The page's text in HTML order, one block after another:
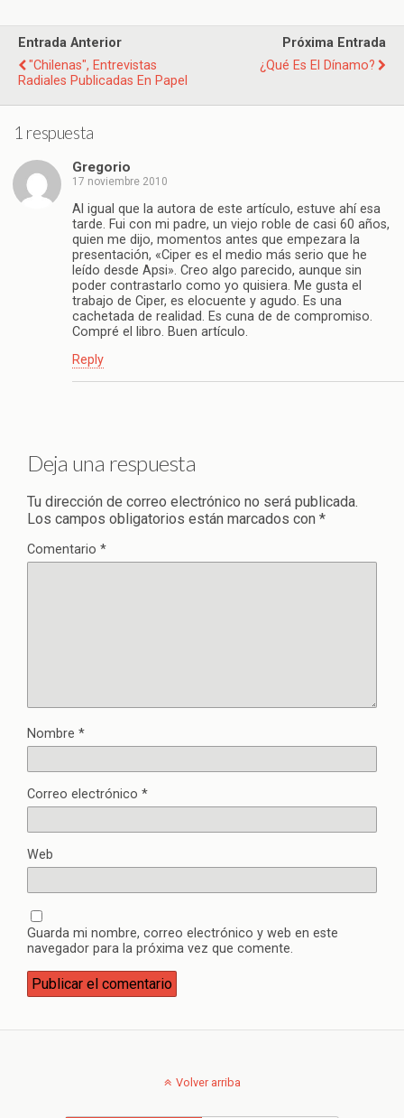
Entrada Anterior
"Chilenas", Entrevistas
Radiales Publicadas En Papel
Próxima Entrada
¿Qué Es El Dínamo?
1 respuesta
Gregorio
17 noviembre 2010
Al igual que la autora de este artículo, estuve ahí esa
tarde. Fui con mi padre, un viejo roble de casi 60 años,
quien me dijo, momentos antes que empezara la
presentación, «Ciper es el medio más serio que he
leído desde Apsi». Creo algo parecido, aunque sin
poder contrastarlo como yo quisiera. Me gusta el
trabajo de Ciper, es elocuente y agudo. Es una
cachetada de realidad. Es cuna de de compromiso.
Compré el libro. Buen artículo.
Reply
Deja una respuesta
Tu dirección de correo electrónico no será publicada.
Los campos obligatorios están marcados con *
Comentario *
Nombre *
Correo electrónico *
Web
Guarda mi nombre, correo electrónico y web en este
navegador para la próxima vez que comente.
Volver arriba